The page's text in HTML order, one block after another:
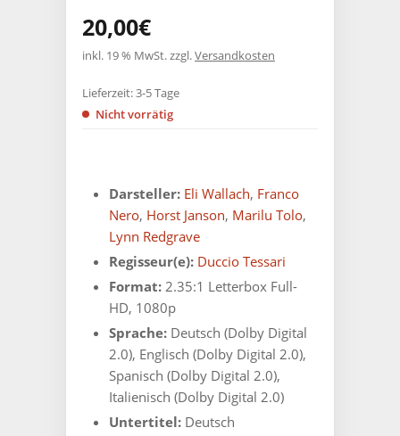
20,00€
inkl. 19 % MwSt.zzgl.Versandkosten
Darsteller: Eli Wallach, Franco
Nero, Horst Janson, Marilu Tolo,
Lynn Redgrave
Regisseur(e): Duccio Tessari
Format: 2.35:1 Letterbox Full-
HD, 1080p
Sprache: Deutsch (Dolby Digital
2.0), Englisch (Dolby Digital 2.0),
Spanisch (Dolby Digital 2.0),
Italienisch (Dolby Digital 2.0)
Untertitel: Deutsch
Lieferzeit:3-5 Tage
Nicht vorrätig